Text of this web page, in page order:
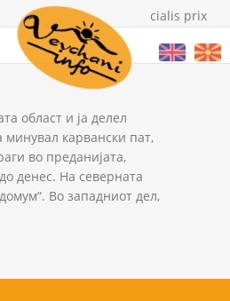
cialis prix
област и ја делел
минувал карвански пат,
во преданијата,
денес. На северната
Во западниот дел,